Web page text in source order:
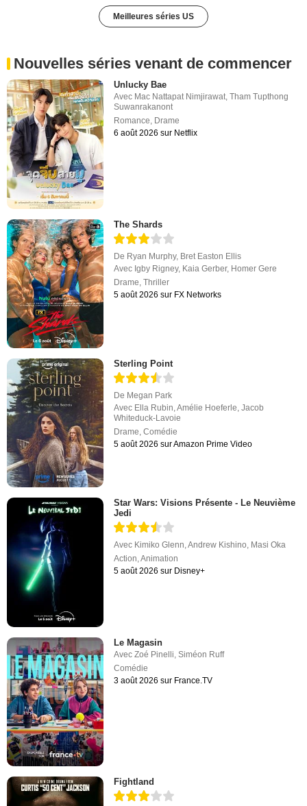
Meilleures séries US
Nouvelles séries venant de commencer
Unlucky Bae
Avec Mac Nattapat Nimjirawat,Tham Tupthong
Suwanrakanont
Romance, Drame
6 août 2026 sur Netflix
The Shards
De Ryan Murphy, Bret Easton Ellis
Avec Igby Rigney, Kaia Gerber, Homer Gere
Drame ,Thriller
5 août 2026 sur FX Networks
Sterling Point
De Megan Park
Avec Ella Rubin,Amélie Hoeferle,Jacob
Whiteduck-Lavoie
Drame,Comédie
5 août 2026 sur Amazon Prime Video
Star Wars: Visions Présente - Le Neuvième
Jedi
Avec Kimiko Glenn,Andrew Kishino, Masi Oka
Action,Animation
5 août 2026 sur Disney+
Le Magasin
AvecZoé Pinelli ,Siméon Ruff
Comédie
3 août 2026 sur France.TV
Fightland